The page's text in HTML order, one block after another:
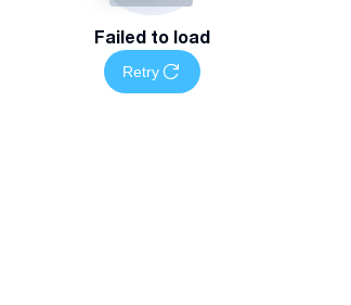
Failed to load
Retry